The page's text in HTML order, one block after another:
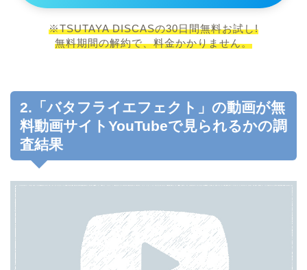
※TSUTAYA DISCASの30日間無料お試し!
無料期間の解約で、料金かかりません。
2.「バタフライエフェクト」の動画が無
料動画サイトYouTubeで見られるかの調
査結果